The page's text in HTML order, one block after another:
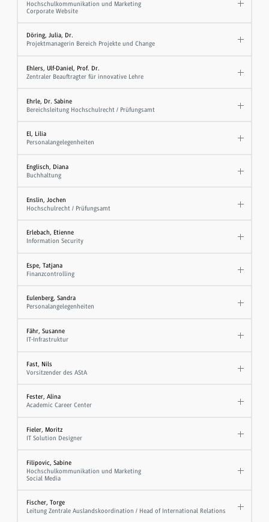
Hochschulkommunikation und Marketing
Corporate Website
Döring, Julia, Dr.
Projektmanagerin Bereich Projekte und Change
Ehlers, Ulf-Daniel, Prof. Dr.
Zentraler Beauftragter für innovative Lehre
Ehrle, Dr. Sabine
Bereichsleitung Hochschulrecht / Prüfungsamt
El, Lilia
Personalangelegenheiten
Englisch, Diana
Buchhaltung
Enslin, Jochen
Hochschulrecht / Prüfungsamt
Erlebach, Etienne
Information Security
Espe, Tatjana
Finanzcontrolling
Eulenberg, Sandra
Personalangelegenheiten
Fähr, Susanne
IT-Infrastruktur
Fast, Nils
Vorsitzender des AStA
Fester, Alina
Academic Career Center
Fieler, Moritz
IT Solution Designer
Filipovic, Sabine
Hochschulkommunikation und Marketing
Social Media
Fischer, Torge
Leitung Zentrale Auslandskoordination / Head of International Relations